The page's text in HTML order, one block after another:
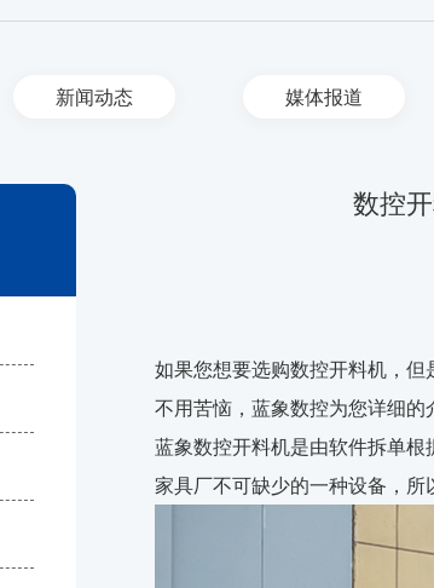
新闻动态 媒体报道
数控
如果您想要选购数控开料机，
不用苦恼，蓝象数控为您详细的
蓝象数控开料机是由软件拆单
家具厂不可缺少的一种设备，所